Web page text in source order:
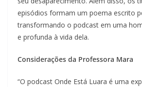
episódios formam um poema escrito
transformando o podcast em uma
e profunda à vida dela.
Considerações da Professora Mara
“O podcast Onde Está Luara é uma